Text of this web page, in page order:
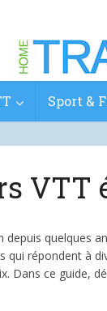
Sport &
VTT
quelques
répondent à
Dans ce guide,